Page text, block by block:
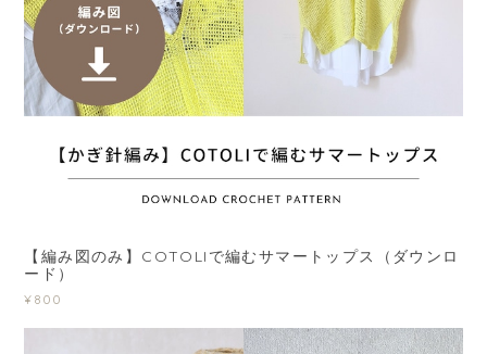
【編み図のみ】COTOLIで編むサマートップス（ダウンロ
ード）
¥800